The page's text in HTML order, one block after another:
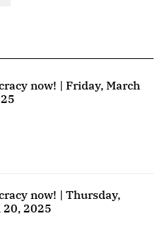
now! | Friday, March
now! | Thursday,
20, 2025